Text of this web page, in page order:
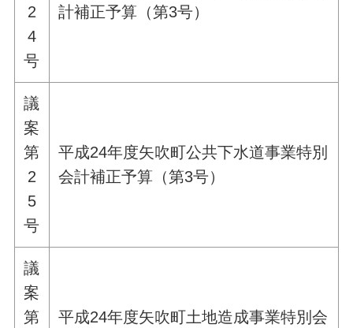
2
4
号
計補正予算（第3号）
議
案
第
2
5
号
平成24年度矢吹町公共下水道事業特別
会計補正予算（第3号）
議
案
第
平成24年度矢吹町土地造成事業特別会